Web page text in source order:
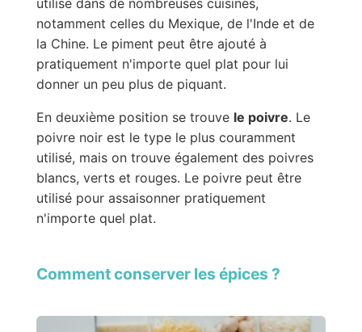
notamment celles du Mexique, de l'Inde et de
la Chine. Le piment peut être ajouté à
pratiquement n'importe quel plat pour lui
donner un peu plus de piquant.
En deuxième position se trouve le poivre. Le
poivre noir est le type le plus couramment
utilisé, mais on trouve également des poivres
blancs, verts et rouges. Le poivre peut être
utilisé pour assaisonner pratiquement
n'importe quel plat.
Comment conserver les épices ?